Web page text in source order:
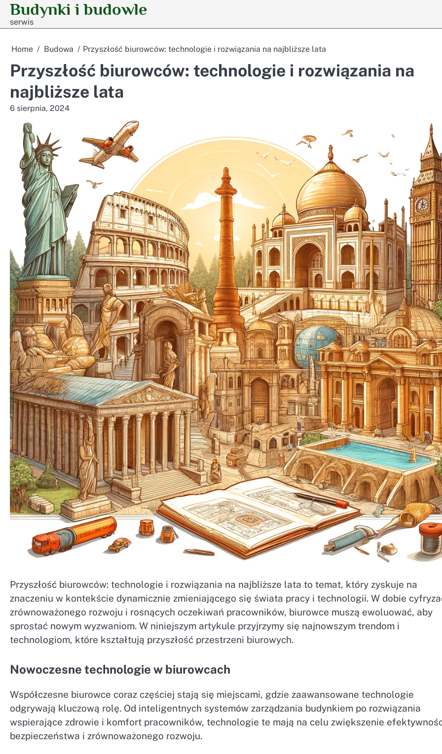
Skip
content
Budynki i budowle
serwis
Home Budowa Przyszłość biurowców: technologie i rozwiązania na najbliższe lata
Przyszłość biurowców: technologie i rozwiązania na
najbliższe lata
6 sierpnia, 2024
Przyszłość biurowców: technologie i rozwiązania na najbliższe lata to temat, który zyskuje na
znaczeniu w kontekście dynamicznie zmieniającego się świata pracy i technologii. W dobie
zrównoważonego rozwoju i rosnących oczekiwań pracowników, biurowce muszą ewoluować, aby
sprostać nowym wyzwaniom. W niniejszym artykule przyjrzymy się najnowszym trendom i
technologiom, które kształtują przyszłość przestrzeni biurowych.
Nowoczesne technologie w biurowcach
Współczesne biurowce coraz częściej stają się miejscami, gdzie zaawansowane technologie
odgrywają kluczową rolę. Od inteligentnych systemów zarządzania budynkiem po rozwiązania
wspierające zdrowie i komfort pracowników, technologie te mają na celu zwiększenie
bezpieczeństwa i zrównoważonego rozwoju.